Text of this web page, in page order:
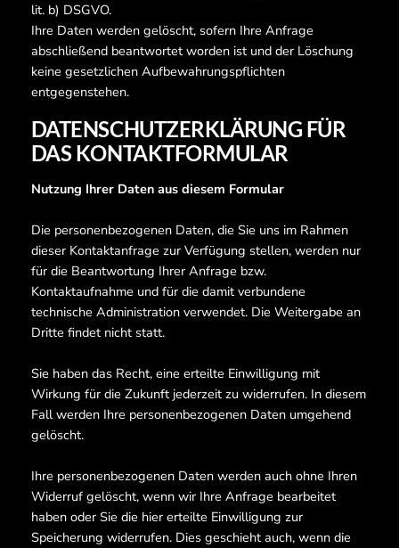
lit. b) DSGVO.
Ihre Daten werden gelöscht, sofern Ihre Anfrage
abschließend beantwortet worden ist und der Löschung
keine gesetzlichen Aufbewahrungspflichten
entgegenstehen.
DATENSCHUTZERKLÄRUNG FÜR
DAS KONTAKTFORMULAR
Nutzung Ihrer Daten aus diesem Formular
Die personenbezogenen Daten, die Sie uns im Rahmen
dieser Kontaktanfrage zur Verfügung stellen, werden nur
für die Beantwortung Ihrer Anfrage bzw.
Kontaktaufnahme und für die damit verbundene
technische Administration verwendet. Die Weitergabe an
Dritte findet nicht statt.
Sie haben das Recht, eine erteilte Einwilligung mit
Wirkung für die Zukunft jederzeit zu widerrufen. In diesem
Fall werden Ihre personenbezogenen Daten umgehend
gelöscht.
Ihre personenbezogenen Daten werden auch ohne Ihren
Widerruf gelöscht, wenn wir Ihre Anfrage bearbeitet
haben oder Sie die hier erteilte Einwilligung zur
Speicherung widerrufen. Dies geschieht auch, wenn die